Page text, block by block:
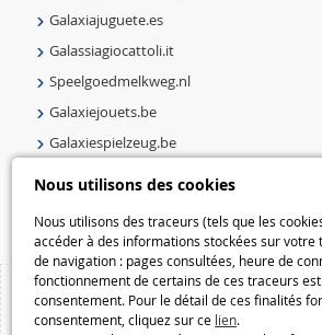
Nous utilisons des cookies
Nous utilisons des traceurs (tels que les
accéder à des informations stockées sur votre
de navigation : pages consultées, heure de
fonctionnement de certains de ces traceurs
consentement. Pour le détail de ces finalités
consentement, cliquez sur ce lien.
Galaxiajuguete.es
Galassiagiocattoli.it
Speelgoedmelkweg.nl
Galaxiejouets.be
Galaxiespielzeug.be